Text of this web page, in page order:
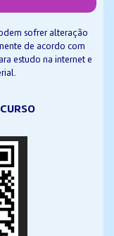
sofrer alteração
de acordo com
estudo na internet e